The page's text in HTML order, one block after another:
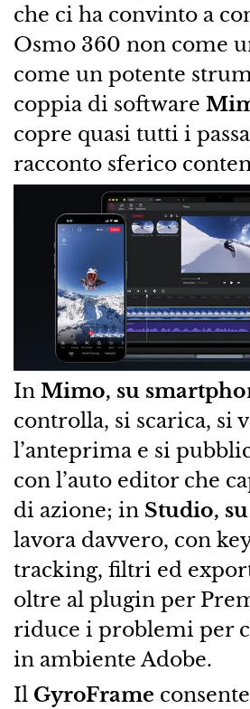
che ci ha convinto a
Osmo 360 non come
come un potente
coppia di software
copre quasi tutti i
racconto sferico
In Mimo, su
controlla, si scarica, si
l’anteprima e si
con l’auto editor che
di azione; in Studio,
lavora davvero, con
tracking, filtri ed
oltre al plugin per
riduce i problemi per
in ambiente Adobe.
Il GyroFrame